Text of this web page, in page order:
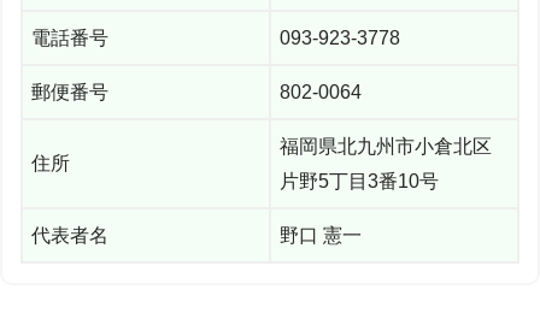
電話番号 093-923-3778
郵便番号 802-0064
住所
福岡県北九州市小倉北区
片野5丁目3番10号
代表者名 野口 憲一